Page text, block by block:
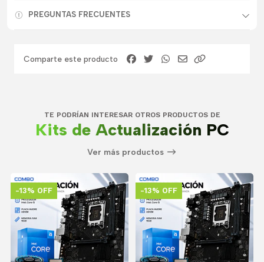
PREGUNTAS FRECUENTES
Comparte este producto
TE PODRÍAN INTERESAR OTROS PRODUCTOS DE
Kits de Actualización PC
Ver más productos
-13% OFF -13% OFF